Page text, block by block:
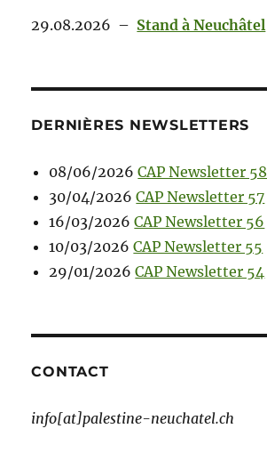
29.08.2026 – Stand à Neuchâtel
DERNIÈRES NEWSLETTERS
08/06/2026 CAP Newsletter 58
30/04/2026 CAP Newsletter 57
16/03/2026 CAP Newsletter 56
10/03/2026 CAP Newsletter 55
29/01/2026 CAP Newsletter 54
CONTACT
info[at]palestine-neuchatel.ch